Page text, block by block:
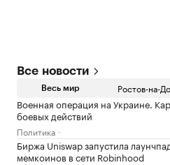
Все новости
Весь мир Ростов-на-
Военная операция на Украине.
боевых действий
Политика
Биржа Uniswap запустила
мемкоинов в сети Robinhood